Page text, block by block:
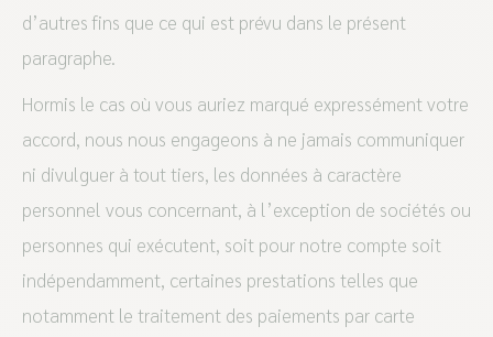
d’autres fins que ce qui est prévu dans le présent
paragraphe.
Hormis le cas où vous auriez marqué expressément votre
accord, nous nous engageons à ne jamais communiquer
ni divulguer à tout tiers, les données à caractère
personnel vous concernant, à l’exception de sociétés ou
personnes qui exécutent, soit pour notre compte soit
indépendamment, certaines prestations telles que
notamment le traitement des paiements par carte